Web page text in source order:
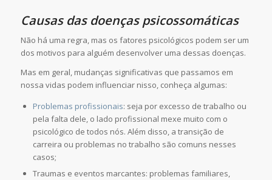
Causas das doenças psicossomáticas
Não há uma regra, mas os fatores psicológicos podem ser um
dos motivos para alguém desenvolver uma dessas doenças.
Mas em geral, mudanças significativas que passamos em
nossa vidas podem influenciar nisso, conheça algumas:
Problemas profissionais: seja por excesso de trabalho ou
pela falta dele, o lado profissional mexe muito com o
psicológico de todos nós. Além disso, a transição de
carreira ou problemas no trabalho são comuns nesses
casos;
Traumas e eventos marcantes: problemas familiares,